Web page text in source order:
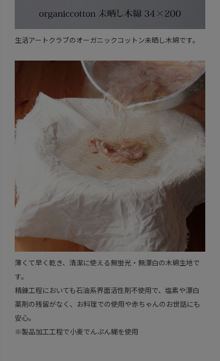
生活アートクラブのオーガニックコットン未晒し木綿です。
薄くて早く乾き、清潔に使える無蛍光・無漂白の木綿生地で
す。
精錬工程においても石油系界面活性剤不使用で、塩素や漂白
薬剤の残留がなく、お料理での使用や赤ちゃんのお世話にも
安心。
※製品加工工程で小麦でんぷん糊を使用